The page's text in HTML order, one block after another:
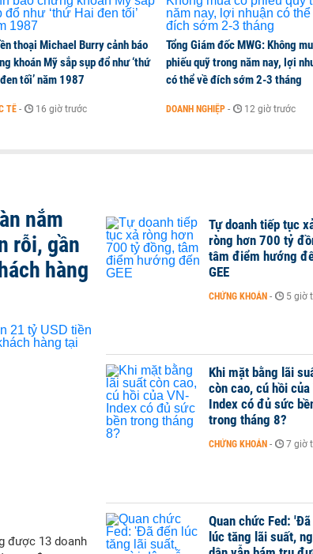
thoại Michael Burry cảnh báo
khoán Mỹ sắp sụp đổ như ‘thứ
tối’ năm 1987
TẾ - 16 giờ trước
Tổng Giám đốc MWG: Không
phiếu quỹ trong năm nay, lợi
có thể về đích sớm 2-3 tháng
DOANH NGHIỆP - 12 giờ trước
nắm
rỗi, gần
hàng
được 13 doanh
Tự doanh tiếp tục
ròng hơn 700 tỷ
tâm điểm hướng
GEE
CHỨNG KHOÁN - 5 giờ
Khi mặt bằng lãi
còn cao, cú hồi của
Index có đủ sức
trong tháng 8?
CHỨNG KHOÁN - 7 giờ
Quan chức Fed:
lúc tăng lãi suất,